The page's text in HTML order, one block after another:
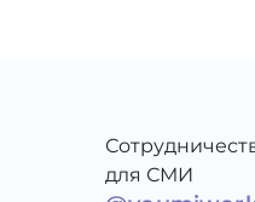
для СМИ